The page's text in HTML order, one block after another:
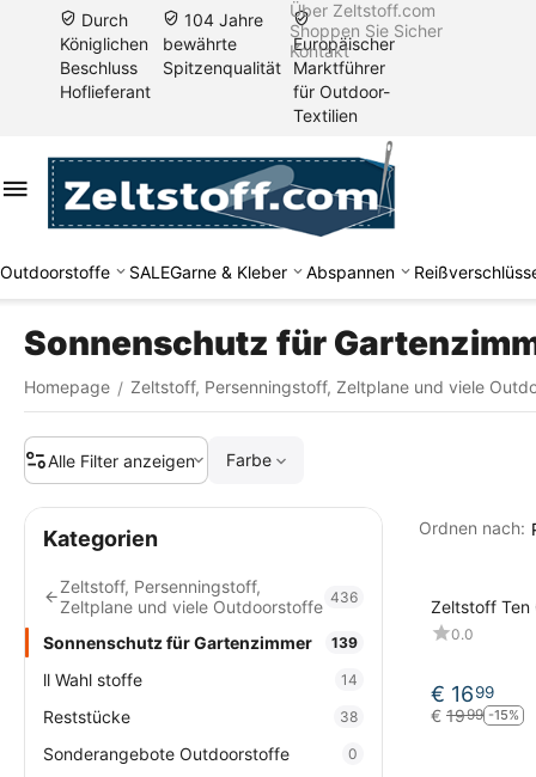
Durch
Königlichen
Beschluss
Hoflieferant
104 Jahre
bewährte
Spitzenqualität
Europäischer
Marktführer
für Outdoor-
Textilien
Über Zeltstoff.com
Shoppen Sie Sicher
Kontakt
Outdoorstoffe SALEGarne & Kleber Abspannen
Sonnenschutz für
Homepage / Zeltstoff, Persenningstoff, Zeltplane und viele
Alle Filter anzeigen Farbe
Ordnen nach:
Zeltstoff Ten
Gr/M² 160
0.0
€ 1699
€ 1999 -15%
Kategorien
Zeltstoff, Persenningstoff,
Zeltplane und viele Outdoorstoffe 436
Sonnenschutz für Gartenzimmer 139
ll Wahl stoffe 14
Reststücke 38
Sonderangebote Outdoorstoffe 0